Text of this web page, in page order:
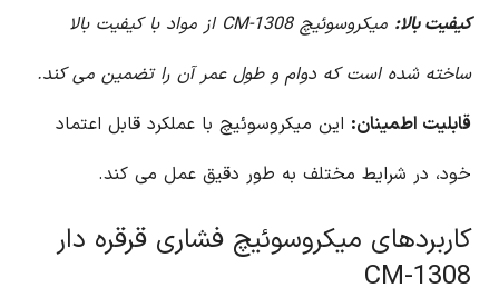
کیفیت بالا:
میکروسوئیچ CM-1308 از مواد با کیفیت بالا
ساخته شده است که دوام و طول عمر آن را تضمین می کند.
قابلیت اطمینان: این میکروسوئیچ با عملکرد قابل اعتماد
خود، در شرایط مختلف به طور دقیق عمل می کند.
کاربردهای میکروسوئیچ فشاری قرقره دار
CM-1308